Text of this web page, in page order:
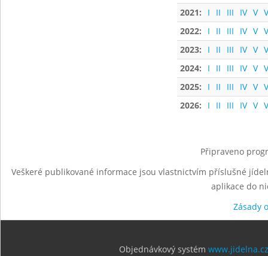
2021:
I II III IV V
2022:
I II III IV V
2023:
I II III IV V
2024:
I II III IV V
2025:
I II III IV V
2026:
I II III IV V
Připraveno
Veškeré publikované informace jsou vlastnictvím příslušné
aplikace do
Zásady
Objednávkový systém www.jidelna.cz